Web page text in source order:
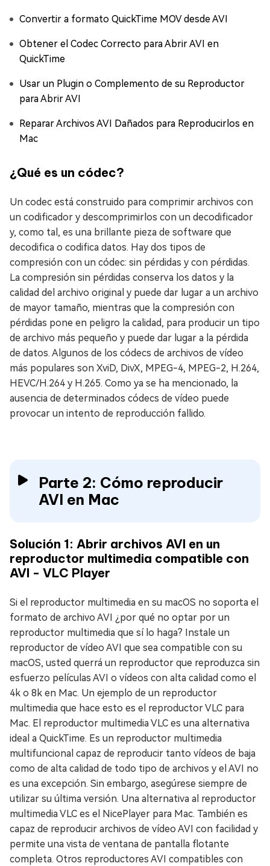
Convertir a formato QuickTime MOV desde AVI
Obtener el Codec Correcto para Abrir AVI en
QuickTime
Usar un Plugin o Complemento de su Reproductor
para Abrir AVI
Reparar Archivos AVI Dañados para Reproducirlos en
Mac
¿Qué es un códec?
Un codec está construido para comprimir archivos con
un codificador y descomprimirlos con un decodificador
y, como tal, es una brillante pieza de software que
decodifica o codifica datos. Hay dos tipos de
compresión con un códec: sin pérdidas y con pérdidas.
La compresión sin pérdidas conserva los datos y la
calidad del archivo original y puede dar lugar a un archivo
de mayor tamaño, mientras que la compresión con
pérdidas pone en peligro la calidad, para producir un tipo
de archivo más pequeño y puede dar lugar a la pérdida
de datos. Algunos de los códecs de archivos de vídeo
más populares son XviD, DivX, MPEG-4, MPEG-2, H.264,
HEVC/H.264 y H.265. Como ya se ha mencionado, la
ausencia de determinados códecs de vídeo puede
provocar un intento de reproducción fallido.
Parte 2: Cómo reproducir
AVI en Mac
Solución 1: Abrir archivos AVI en un
reproductor multimedia compatible con
AVI - VLC Player
Si el reproductor multimedia en su macOS no soporta el
formato de archivo AVI ¿por qué no optar por un
reproductor multimedia que sí lo haga? Instale un
reproductor de vídeo AVI que sea compatible con su
macOS, usted querrá un reproductor que reproduzca sin
esfuerzo películas AVI o vídeos con alta calidad como el
4k o 8k en Mac. Un ejemplo de un reproductor
multimedia que hace esto es el reproductor VLC para
Mac. El reproductor multimedia VLC es una alternativa
ideal a QuickTime. Es un reproductor multimedia
multifuncional capaz de reproducir tanto vídeos de baja
como de alta calidad de todo tipo de archivos y el AVI no
es una excepción. Sin embargo, asegúrese siempre de
utilizar su última versión. Una alternativa al reproductor
multimedia VLC es el NicePlayer para Mac. También es
capaz de reproducir archivos de vídeo AVI con facilidad y
permite una vista de ventana de pantalla flotante
completa. Otros reproductores AVI compatibles con